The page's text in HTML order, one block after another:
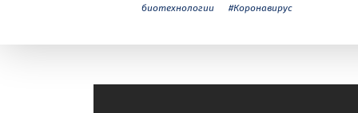
биотехнологии
#Коронавирус